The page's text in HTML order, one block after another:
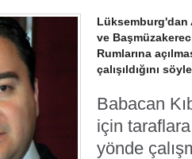
Lüksemburg'dan
ve
Rumlarına
çalışıldığını
Babacan
için
yönde